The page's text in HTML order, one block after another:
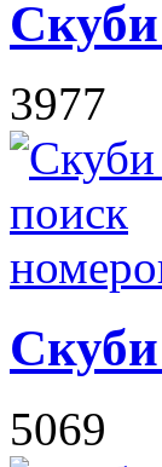
3977
5069